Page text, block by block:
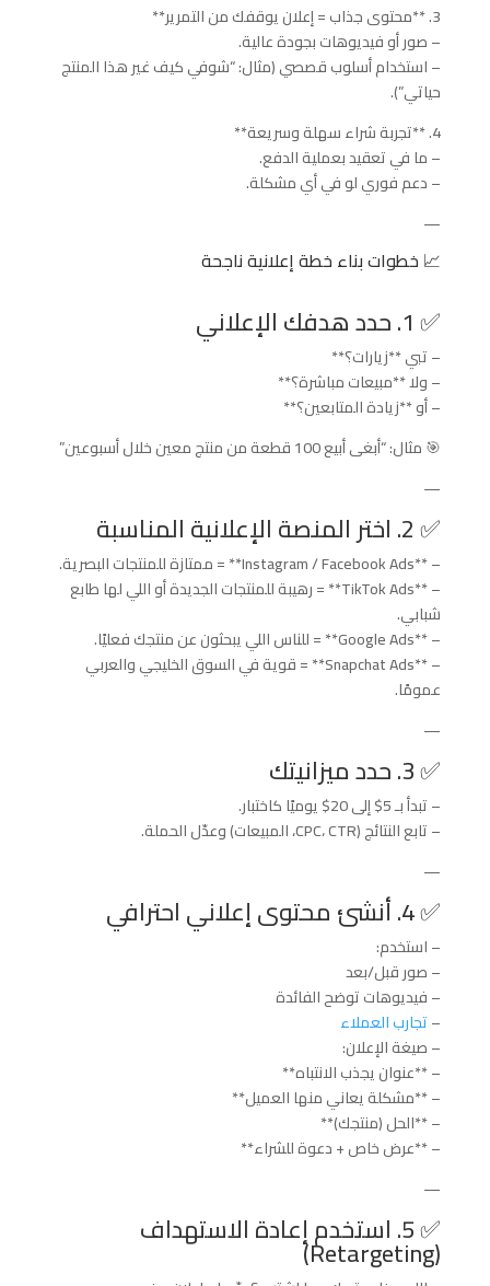
3. **محتوى جذاب = إعلان يوقفك من التمرير**
– صور أو فيديوهات بجودة عالية.
– استخدام أسلوب قصصي (مثال: “شوفي كيف غير هذا المنتج
حياتي”).
4. **تجربة شراء سهلة وسريعة**
– ما في تعقيد بعملية الدفع.
– دعم فوري لو في أي مشكلة.
—
📈 خطوات بناء خطة إعلانية ناجحة
✅ 1. حدد هدفك الإعلاني
– تبي **زيارات؟**
– ولا **مبيعات مباشرة؟**
– أو **زيادة المتابعين؟**
🎯 مثال: “أبغى أبيع 100 قطعة من منتج معين خلال أسبوعين”
—
✅ 2. اختر المنصة الإعلانية المناسبة
– **Instagram / Facebook Ads** = ممتازة للمنتجات البصرية.
– **TikTok Ads** = رهيبة للمنتجات الجديدة أو اللي لها طابع
شبابي.
– **Google Ads** = للناس اللي يبحثون عن منتجك فعليًا.
– **Snapchat Ads** = قوية في السوق الخليجي والعربي
عمومًا.
—
✅ 3. حدد ميزانيتك
– تبدأ بـ 5$ إلى 20$ يوميًا كاختبار.
– تابع النتائج (CPC، CTR، المبيعات) وعدّل الحملة.
—
✅ 4. أنشئ محتوى إعلاني احترافي
– استخدم:
– صور قبل/بعد
– فيديوهات توضح الفائدة
–تجارب العملاء
– صيغة الإعلان:
– **عنوان يجذب الانتباه**
– **مشكلة يعاني منها العميل**
– **الحل (منتجك)**
– **عرض خاص + دعوة للشراء**
—
✅ 5. استخدم إعادة الاستهداف
(Retargeting)